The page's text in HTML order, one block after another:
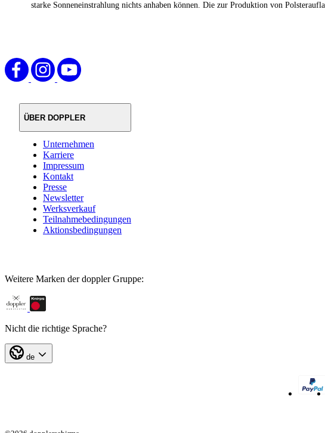
starke Sonneneinstrahlung nichts anhaben können. Die zur Produktion von
ÜBER DOPPLER
Unternehmen
Karriere
Impressum
Kontakt
Presse
Newsletter
Werksverkauf
Teilnahmebedingungen
Aktionsbedingungen
Weitere Marken der doppler Gruppe:
Nicht die richtige Sprache?
de